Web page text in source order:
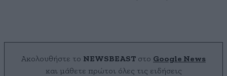
Ακολουθήστε το NEWSBEAST στο Google News
και μάθετε πρώτοι όλες τις ειδήσεις